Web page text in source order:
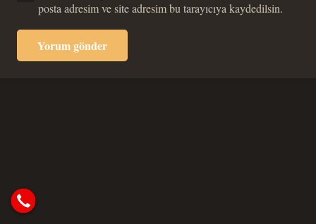
posta adresim ve site adresim bu tarayıcıya kaydedilsin.
Yorum gönder